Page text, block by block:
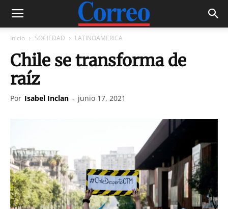
Inicio SOCIEDAD LATINOAMERICA
Chile se transforma de
raíz
Por Isabel Inclan - junio 17, 2021